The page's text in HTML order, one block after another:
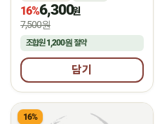
16%6,300원
7,500원
조합원1,200원 절약
담기
16%